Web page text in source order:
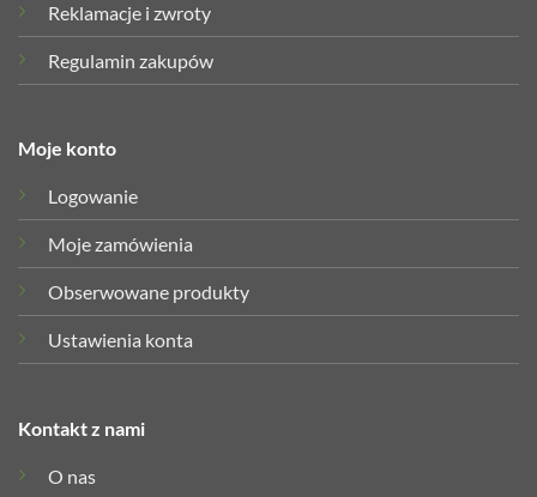
Reklamacje i zwroty
Regulamin zakupów
Moje konto
Logowanie
Moje zamówienia
Obserwowane produkty
Ustawienia konta
Kontakt z nami
O nas